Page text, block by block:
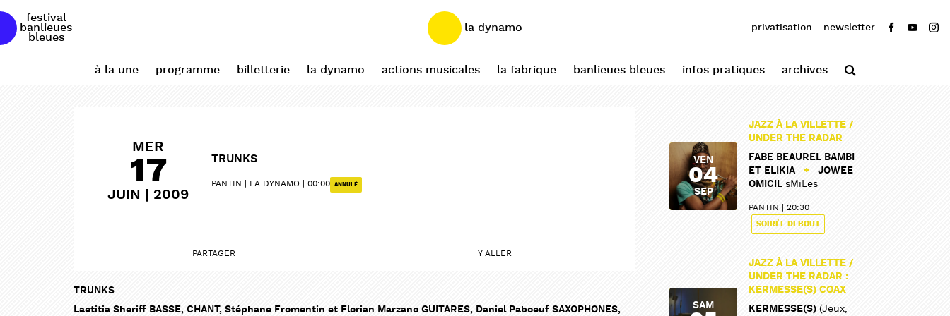
festival
banlieues
bleues
la dynamo privatisation newsletter
à la une programme billetterie la dynamo actions musicales la fabrique banlieues bleues infos pratiques archives
MER
17
JUIN | 2009
TRUNKS
PANTIN LA DYNAMO 00:00 ANNULÉ
PARTAGER Y ALLER
TRUNKS
Laetitia Sheriff BASSE, CHANT, Stéphane Fromentin et Florian Marzano GUITARES, Daniel Paboeuf SAXOPHONES,
VEN
04
SEP
JAZZ À LA VILLETTE /
UNDER THE RADAR
FABE BEAUREL BAMBI
ET ELIKIA +
JOWEE
OMICIL sMiLes
PANTIN 20:30
SOIRÉE DEBOUT
SAM
JAZZ À LA VILLETTE /
UNDER THE RADAR :
KERMESSE(S) COAX
KERMESSE(S) (Jeux,